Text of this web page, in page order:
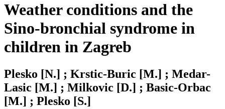
Weather conditions and the
Sino-bronchial syndrome in
children in Zagreb
Plesko [N.] ; Krstic-Buric [M.] ; Medar-
Lasic [M.] ; Milkovic [D.] ; Basic-Orbac
[M.] ; Plesko [S.]